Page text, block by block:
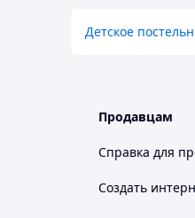
Детское
Продавцам
Справка для
Создать